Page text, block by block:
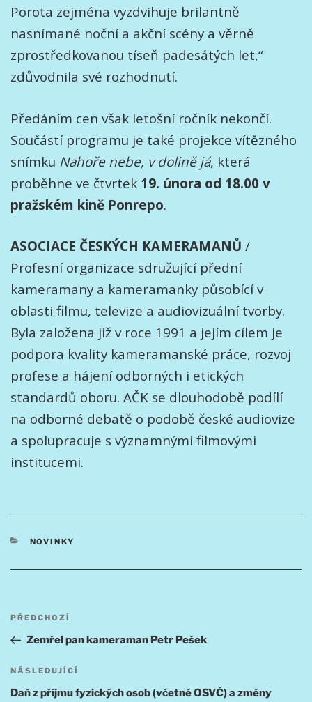
Porota zejména vyzdvihuje brilantně
nasnímané noční a akční scény a věrně
zprostředkovanou tíseň padesátých let,“
zdůvodnila své rozhodnutí.
Předáním cen však letošní ročník nekončí.
Součástí programu je také projekce vítězného
snímku Nahoře nebe, v dolině já, která
proběhne ve čtvrtek 19. února od 18.00 v
pražském kině Ponrepo.
ASOCIACE ČESKÝCH KAMERAMANŮ /
Profesní organizace sdružující přední
kameramany a kameramanky působící v
oblasti filmu, televize a audiovizuální tvorby.
Byla založena již v roce 1991 a jejím cílem je
podpora kvality kameramanské práce, rozvoj
profese a hájení odborných i etických
standardů oboru. AČK se dlouhodobě podílí
na odborné debatě o podobě české audiovize
a spolupracuje s významnými filmovými
institucemi.
RUBRIKY
NOVINKY
Navigace
příspěvek
Předchozí
příspěvek
PŘEDCHOZÍ
Zemřel pan kameraman Petr Pešek
Následující
příspěvek
NÁSLEDUJÍCÍ
Daň z příjmu fyzických osob (včetně OSVČ) a změny